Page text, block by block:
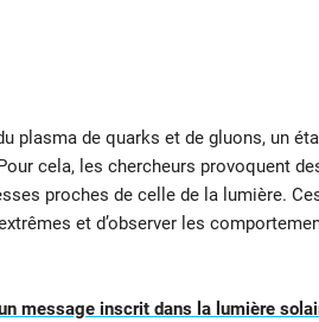
plasma de quarks et de gluons, un
cela, les chercheurs provoquent
proches de celle de la lumière.
et d’observer les
message inscrit dans la lumière